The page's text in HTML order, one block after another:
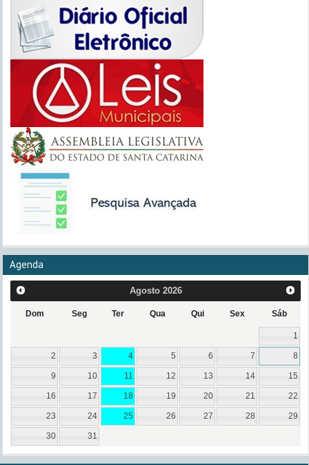
Agenda
Agosto 2026
Dom Seg Ter Qua Qui Sex Sáb
1
2 3 4 5 6 7 8
9 10 11 12 13 14 15
16 17 18 19 20 21 22
23 24 25 26 27 28 29
30 31